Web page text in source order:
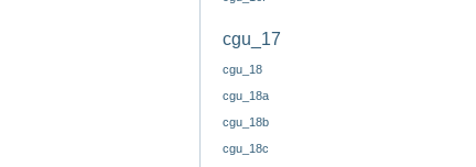
cgu_17
cgu_18
cgu_18a
cgu_18b
cgu_18c